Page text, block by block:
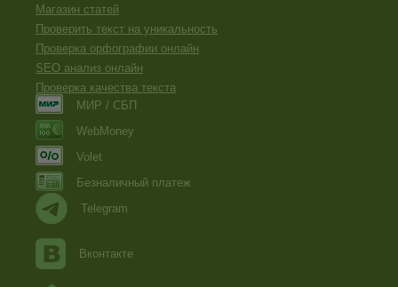
Магазин статей
Проверить текст на уникальность
Проверка орфографии онлайн
SEO анализ онлайн
Проверка качества текста
МИР / СБП
WebMoney
Volet
Безналичный платеж
Telegram
Вконтакте